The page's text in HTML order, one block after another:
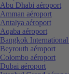
Abu Dhabi aéroport
Amman aéroport
Antalya aéroport
Aqaba aéroport
Bangkok
Beyrouth aéroport
Colombo aéroport
Dubai aéroport